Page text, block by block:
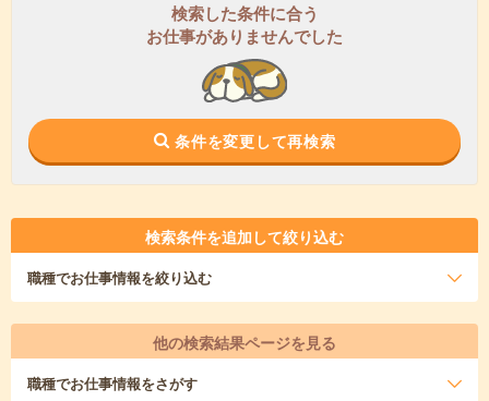
検索した条件に合う
お仕事がありませんでした
条件を変更して再検索
検索条件を追加して絞り込む
職種でお仕事情報を絞り込む
他の検索結果ページを見る
職種でお仕事情報をさがす